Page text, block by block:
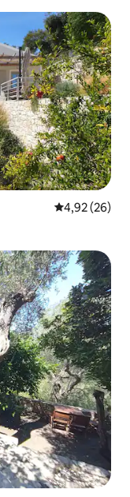
4,92 (26)